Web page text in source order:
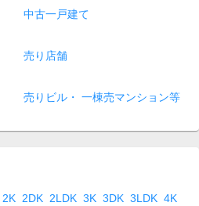
中古一戸建て
売り店舗
売りビル・ 一棟売マンション等
2K 2DK 2LDK 3K 3DK 3LDK 4K